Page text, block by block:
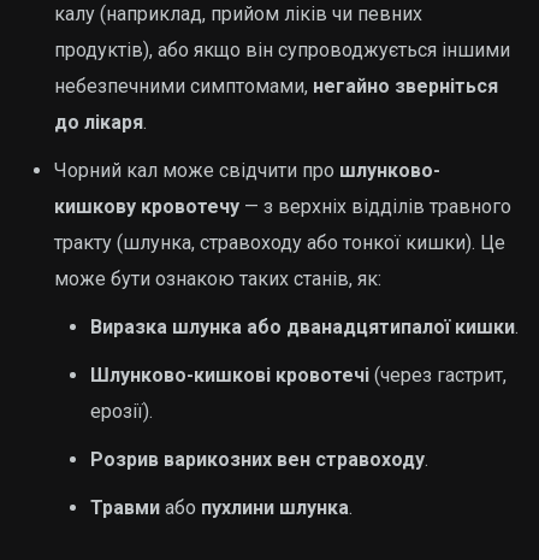
калу (наприклад, прийом ліків чи певних
продуктів), або якщо він супроводжується іншими
небезпечними симптомами, негайно зверніться
до лікаря.
Чорний кал може свідчити про шлунково-
кишкову кровотечу — з верхніх відділів травного
тракту (шлунка, стравоходу або тонкої кишки). Це
може бути ознакою таких станів, як:
Виразка шлунка або дванадцятипалої кишки.
Шлунково-кишкові кровотечі (через гастрит,
ерозії).
Розрив варикозних вен стравоходу.
Травми або пухлини шлунка.